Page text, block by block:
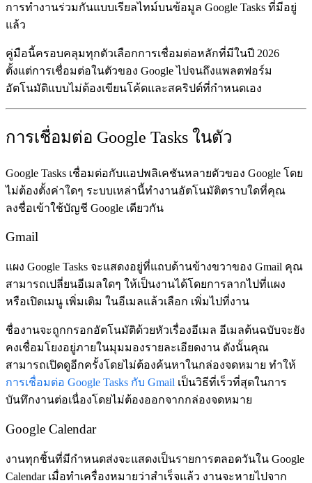
การทำงานร่วมกันแบบเรียลไทม์บนข้อมูล Google Tasks ที่มีอยู่
แล้ว
คู่มือนี้ครอบคลุมทุกตัวเลือกการเชื่อมต่อหลักที่มีในปี 2026
ตั้งแต่การเชื่อมต่อในตัวของ Google ไปจนถึงแพลตฟอร์ม
อัตโนมัติแบบไม่ต้องเขียนโค้ดและสคริปต์ที่กำหนดเอง
การเชื่อมต่อ Google Tasks ในตัว
Google Tasks เชื่อมต่อกับแอปพลิเคชันหลายตัวของ Google โดย
ไม่ต้องตั้งค่าใดๆ ระบบเหล่านี้ทำงานอัตโนมัติตราบใดที่คุณ
ลงชื่อเข้าใช้บัญชี Google เดียวกัน
Gmail
แผง Google Tasks จะแสดงอยู่ที่แถบด้านข้างขวาของ Gmail คุณ
สามารถเปลี่ยนอีเมลใดๆ ให้เป็นงานได้โดยการลากไปที่แผง
หรือเปิดเมนู เพิ่มเติม ในอีเมลแล้วเลือก เพิ่มไปที่งาน
ชื่องานจะถูกกรอกอัตโนมัติด้วยหัวเรื่องอีเมล อีเมลต้นฉบับจะยัง
คงเชื่อมโยงอยู่ภายในมุมมองรายละเอียดงาน ดังนั้นคุณ
สามารถเปิดดูอีกครั้งโดยไม่ต้องค้นหาในกล่องจดหมาย ทำให้
การเชื่อมต่อ Google Tasks กับ Gmail เป็นวิธีที่เร็วที่สุดในการ
บันทึกงานต่อเนื่องโดยไม่ต้องออกจากกล่องจดหมาย
Google Calendar
งานทุกชิ้นที่มีกำหนดส่งจะแสดงเป็นรายการตลอดวันใน Google
Calendar เมื่อทำเครื่องหมายว่าสำเร็จแล้ว งานจะหายไปจาก